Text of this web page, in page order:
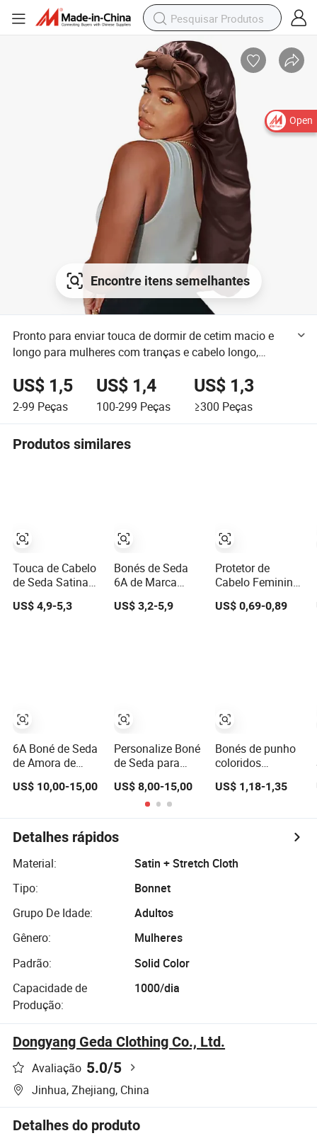
Open
Encontre itens semelhantes
Pronto para enviar touca de dormir de cetim macio e
longo para mulheres com tranças e cabelo longo,
US$ 1,5
2-99 Peças
US$ 1,4
100-299 Peças
US$ 1,3
≥300 Peças
Produtos similares
Touca de Cabelo
de Seda Satinada
de Seda com
US$ 4,9-5,3
6A Boné de Seda
de Amora de
personalizável)
US$ 10,00-15,00
Bonés de Seda
6A de Marca
por Atacado
US$ 3,2-5,9
Personalize Boné
de Seda para
Cacheados e
Naturais
US$ 8,00-15,00
Protetor de
Cabelo Feminino
Noite de Seda
US$ 0,69-0,89
Bonés de punho
coloridos
de alta qualidade
impressão por
US$ 1,18-1,35
Detalhes rápidos
Material:
Satin + Stretch Cloth
Tipo:
Bonnet
Grupo De Idade:
Adultos
Gênero:
Mulheres
Padrão:
Solid Color
Capacidade de
Produção:
1000/dia
Dongyang Geda Clothing Co., Ltd.
Avaliação 5.0/5
Jinhua, Zhejiang, China
Detalhes do produto